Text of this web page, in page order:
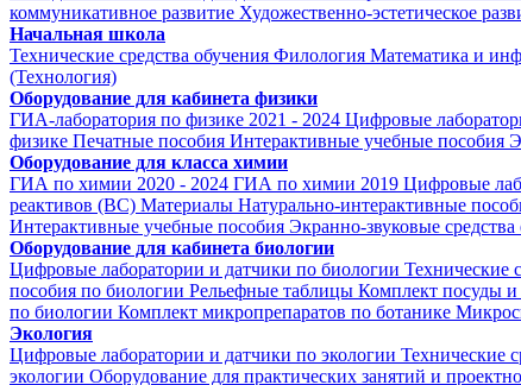
коммуникативное развитие Художественно-эстетическое
Начальная школа
Технические средства обучения Филология Математика и
(Технология)
Оборудование для кабинета физики
ГИА-лаборатория по физике 2021 - 2024 Цифровые
физике Печатные пособия Интерактивные учебные пособия
Оборудование для класса химии
ГИА по химии 2020 - 2024 ГИА по химии 2019 Цифровые
реактивов (ВС) Материалы Натурально-интерактивные
Интерактивные учебные пособия Экранно-звуковые средства
Оборудование для кабинета биологии
Цифровые лаборатории и датчики по биологии Технические
пособия по биологии Рельефные таблицы Комплект посуды
по биологии Комплект микропрепаратов по ботанике
Экология
Цифровые лаборатории и датчики по экологии Технические
экологии Оборудование для практических занятий и